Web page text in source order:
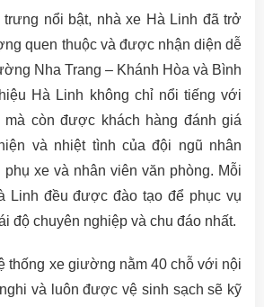
nổi bật, nhà xe Hà Linh đã trở
quen thuộc và được nhận diện dễ
Nha Trang – Khánh Hòa và Bình
Hà Linh không chỉ nổi tiếng với
mà còn được khách hàng đánh giá
và nhiệt tình của đội ngũ nhân
xe và nhân viên văn phòng. Mỗi
Linh đều được đào tạo để phục vụ
độ chuyên nghiệp và chu đáo nhất.
thống xe giường nằm 40 chỗ với nội
và luôn được vệ sinh sạch sẽ kỹ